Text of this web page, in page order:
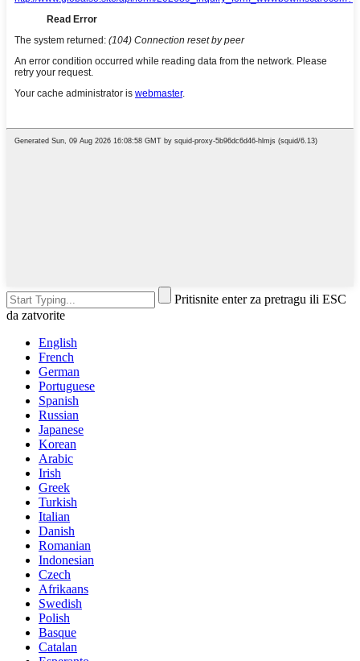
Pritisnite enter za pretragu ili ESC
da zatvorite
English
French
German
Portuguese
Spanish
Russian
Japanese
Korean
Arabic
Irish
Greek
Turkish
Italian
Danish
Romanian
Indonesian
Czech
Afrikaans
Swedish
Polish
Basque
Catalan